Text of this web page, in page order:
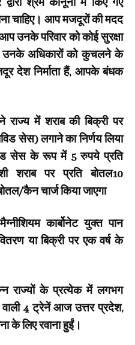
श्रम कानूनों में किए गए
चाहिए। आप मजदूरों की मदद
उनके परिवार को कोई सुरक्षा
अधिकारों को कुचलने के
देश निर्माता हैं, आपके बंधक
राज्य में शराब की बिक्री पर
सेस) लगाने का निर्णय लिया
सेस के रूप में 5 रुपये प्रति
शराब पर प्रति बोतल10
कैन चार्ज किया जाएगा
कार्बोनेट युक्त पान
या बिक्री पर एक वर्ष के
राज्यों के प्रत्येक में लगभग
वाली 4 ट्रेनें आज उत्तर प्रदेश,
के लिए रवाना हुईं।